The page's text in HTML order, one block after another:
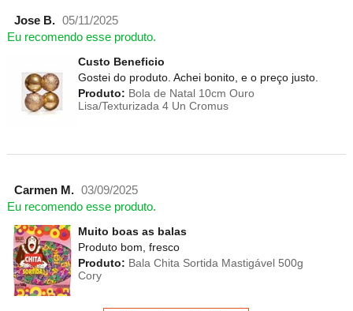
Jose B. 05/11/2025
Eu recomendo esse produto.
Custo Beneficio
Gostei do produto. Achei bonito, e o preço justo.
Produto: Bola de Natal 10cm Ouro
Lisa/Texturizada 4 Un Cromus
Carmen M. 03/09/2025
Eu recomendo esse produto.
Muito boas as balas
Produto bom, fresco
Produto: Bala Chita Sortida Mastigável 500g
Cory